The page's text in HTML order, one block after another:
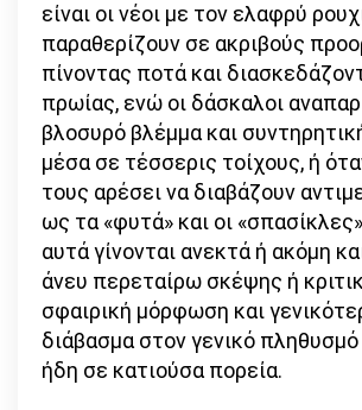
είναι οι νέοι με τον ελαφρύ
παραθερίζουν σε ακριβούς
πίνοντας ποτά και
πρωίας, ενώ οι δάσκαλοι
βλοσυρό βλέμμα και
μέσα σε τέσσερις τοίχους, ή
τους αρέσει να διαβάζουν
ως τα «φυτά» και οι
αυτά γίνονται ανεκτά ή ακόμη
άνευ περεταίρω σκέψης ή
σφαιρική μόρφωση και
διάβασμα στον γενικό πληθυσμό
ήδη σε κατιούσα πορεία.